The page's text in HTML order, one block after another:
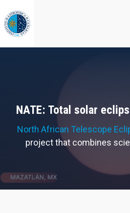
to
main
content
NATE: Total solar
North African Telescope
project that combines